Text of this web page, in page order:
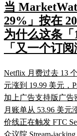
当
29%」按在
为什么这条
「又一个订
Netflix 月费过去 13
元涨到 19.99 美元，
加上广告支持版广告
月账单从 53.96 美元
价线正在触发 FTC